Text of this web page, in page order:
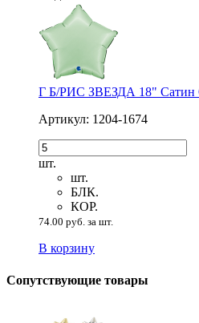
Г Б/РИС ЗВЕЗДА 18" Сатин
Артикул: 1204-1674
шт.
шт.
БЛК.
КОР.
74.00 руб. за шт.
В корзину
Сопутствующие товары